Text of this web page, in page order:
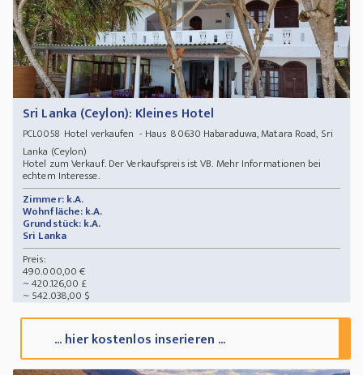
Sri Lanka (Ceylon): Kleines Hotel
PCL0058Hotel verkaufen - Haus 80630 Habaraduwa, Matara Road, Sri
Lanka (Ceylon)
Hotel zum Verkauf. Der Verkaufspreis ist VB. Mehr Informationen bei
echtem Interesse.
Zimmer: k.A.
Wohnfläche: k.A.
Grundstück: k.A.
Sri Lanka
Preis:
490.000,00 €
~ 420.126,00 £
~ 542.038,00 $
... hier kostenlos inserieren ...